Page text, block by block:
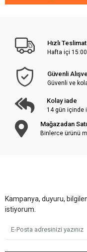
Hızlı Teslimat
Hafta içi
Güvenli
Güvenli ve
Kolay iade
14 gün içinde
Mağazadan
Binlerce ürünü
Kampanya, duyuru,
istiyorum.